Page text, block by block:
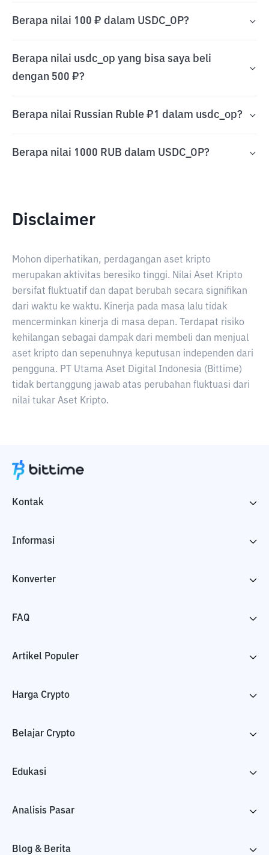
Berapa nilai 100 ₽ dalam USDC_OP?
Berapa nilai usdc_op yang bisa saya beli
dengan 500 ₽?
Berapa nilai Russian Ruble ₽1 dalam usdc_op?
Berapa nilai 1000 RUB dalam USDC_OP?
Disclaimer
Mohon diperhatikan, perdagangan aset kripto
merupakan aktivitas beresiko tinggi. Nilai Aset Kripto
bersifat fluktuatif dan dapat berubah secara signifikan
dari waktu ke waktu. Kinerja pada masa lalu tidak
mencerminkan kinerja di masa depan. Terdapat risiko
kehilangan sebagai dampak dari membeli dan menjual
aset kripto dan sepenuhnya keputusan independen dari
pengguna. PT Utama Aset Digital Indonesia (Bittime)
tidak bertanggung jawab atas perubahan fluktuasi dari
nilai tukar Aset Kripto.
Kontak
Informasi
Konverter
FAQ
Artikel Populer
Harga Crypto
Belajar Crypto
Edukasi
Analisis Pasar
Blog & Berita